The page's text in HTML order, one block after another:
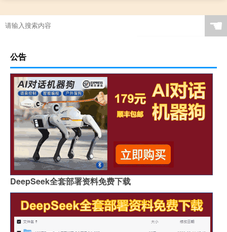
☚
公告
DeepSeek全套部署资料免费下载